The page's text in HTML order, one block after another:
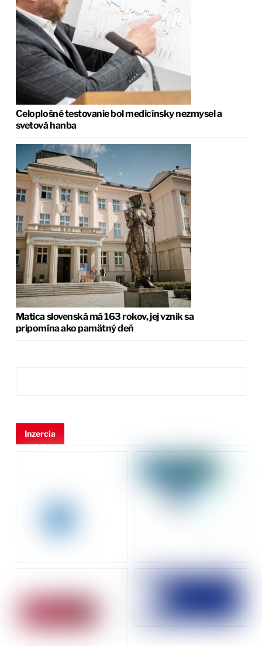
Celoplošné testovanie bol medicínsky nezmysel a
svetová hanba
Matica slovenská má 163 rokov, jej vznik sa
pripomína ako pamätný deň
Inzercia